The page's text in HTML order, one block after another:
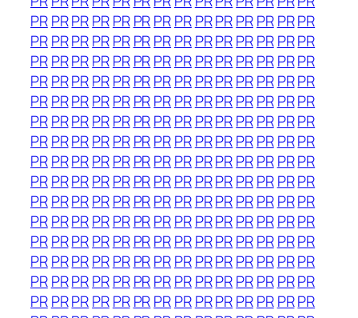
PRPRPRPRPR PRPRPRPRPRPRPR PRPR
PRPRPRPRPR PRPRPRPRPRPRPR PRPR
PRPRPRPRPR PRPRPRPRPRPRPR PRPR
PRPRPRPRPR PRPRPRPRPRPRPR PRPR
PRPRPRPRPR PRPRPRPRPRPRPR PRPR
PRPRPRPRPR PRPRPRPRPRPRPR PRPR
PRPRPRPRPR PRPRPRPRPRPRPR PRPR
PRPRPRPRPR PRPRPRPRPRPRPR PRPR
PRPRPRPRPR PRPRPRPRPRPRPR PRPR
PRPRPRPRPR PRPRPRPRPRPRPR PRPR
PRPRPRPRPR PRPRPRPRPRPRPR PRPR
PRPRPRPRPR PRPRPRPRPRPRPR PRPR
PRPRPRPRPR PRPRPRPRPRPRPR PRPR
PRPRPRPRPR PRPRPRPRPRPRPR PRPR
PRPRPRPRPR PRPRPRPRPRPRPR PRPR